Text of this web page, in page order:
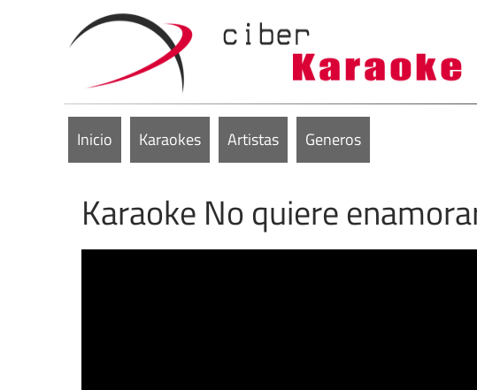
Inicio Karaokes Artistas Generos
Karaoke No quiere